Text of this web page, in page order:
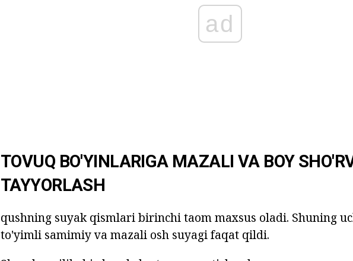
ad
TOVUQ BO'YINLARIGA MAZALI VA BOY
TAYYORLASH
qushning suyak qismlari birinchi taom maxsus oladi. Shuning
to'yimli samimiy va mazali osh suyagi faqat qildi.